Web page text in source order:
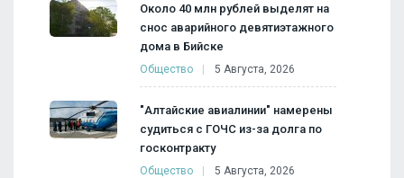
Около 40 млн рублей выделят на
снос аварийного девятиэтажного
дома в Бийске
Общество 5 Августа, 2026
"Алтайские авиалинии" намерены
судиться с ГОЧС из-за долга по
госконтракту
Общество 5 Августа, 2026